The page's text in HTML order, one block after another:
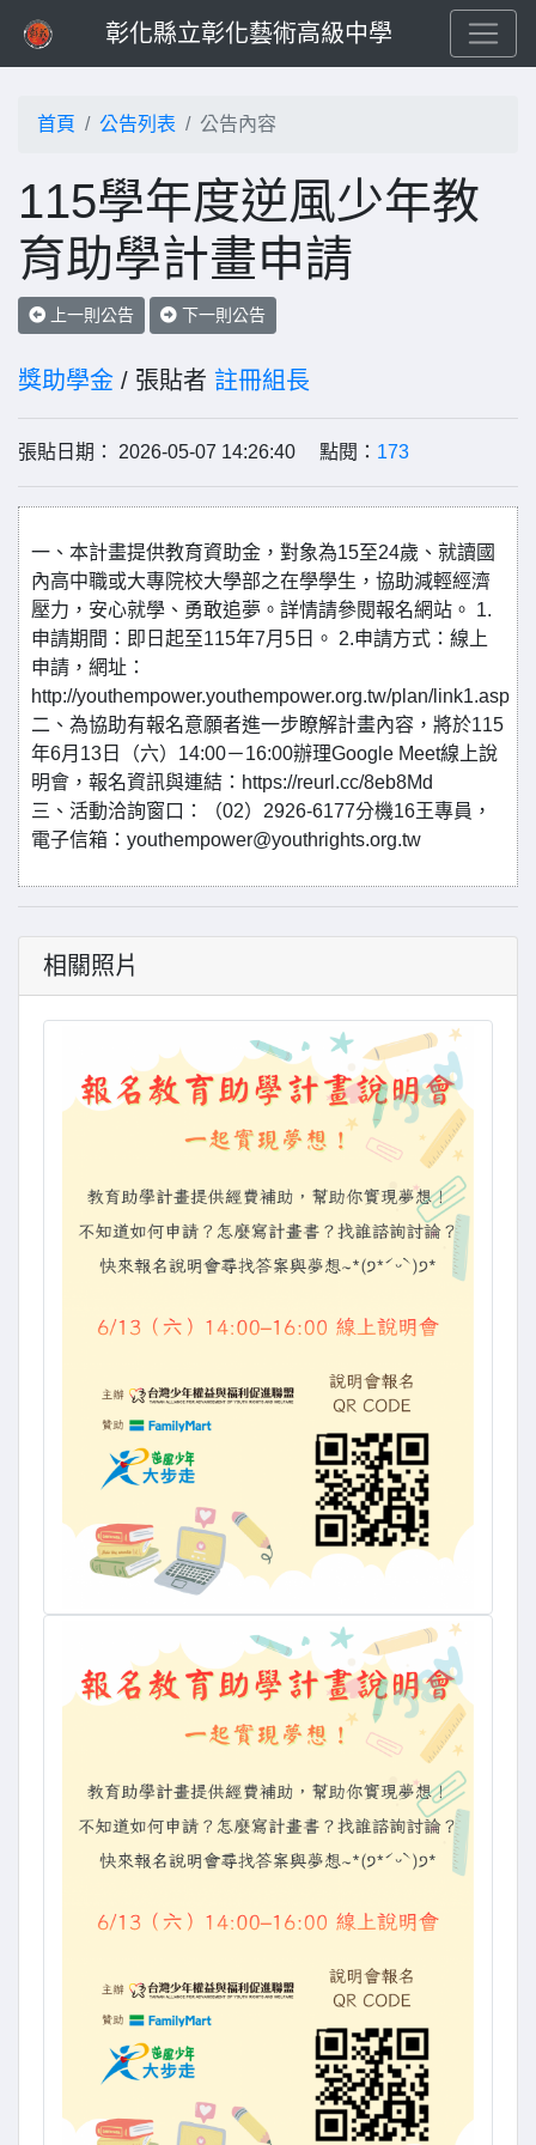
彰化縣立彰化藝術高級中學
首頁 公告列表 公告內容
115學年度逆風少年教
育助學計畫申請
上一則公告 下一則公告
獎助學金 / 張貼者 註冊組長
張貼日期： 2026-05-07 14:26:40 點閱： 173
一、本計畫提供教育資助金，對象為15至24歲、就讀國
內高中職或大專院校大學部之在學學生，協助減輕經濟
壓力，安心就學、勇敢追夢。詳情請參閱報名網站。 1.
申請期間：即日起至115年7月5日。 2.申請方式：線上
申請，網址：
http://youthempower.youthempower.org.tw/plan/link1.asp
二、為協助有報名意願者進一步瞭解計畫內容，將於115
年6月13日（六）14:00－16:00辦理Google Meet線上說
明會，報名資訊與連結：https://reurl.cc/8eb8Md
三、活動洽詢窗口：（02）2926-6177分機16王專員，
電子信箱：youthempower@youthrights.org.tw
相關照片